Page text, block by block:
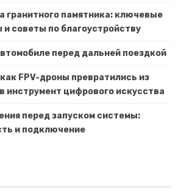
гранитного памятника: ключевые
советы по благоустройству
перед дальней поездкой
FPV-дроны превратились из
инструмент цифрового искусства
перед запуском системы:
и подключение